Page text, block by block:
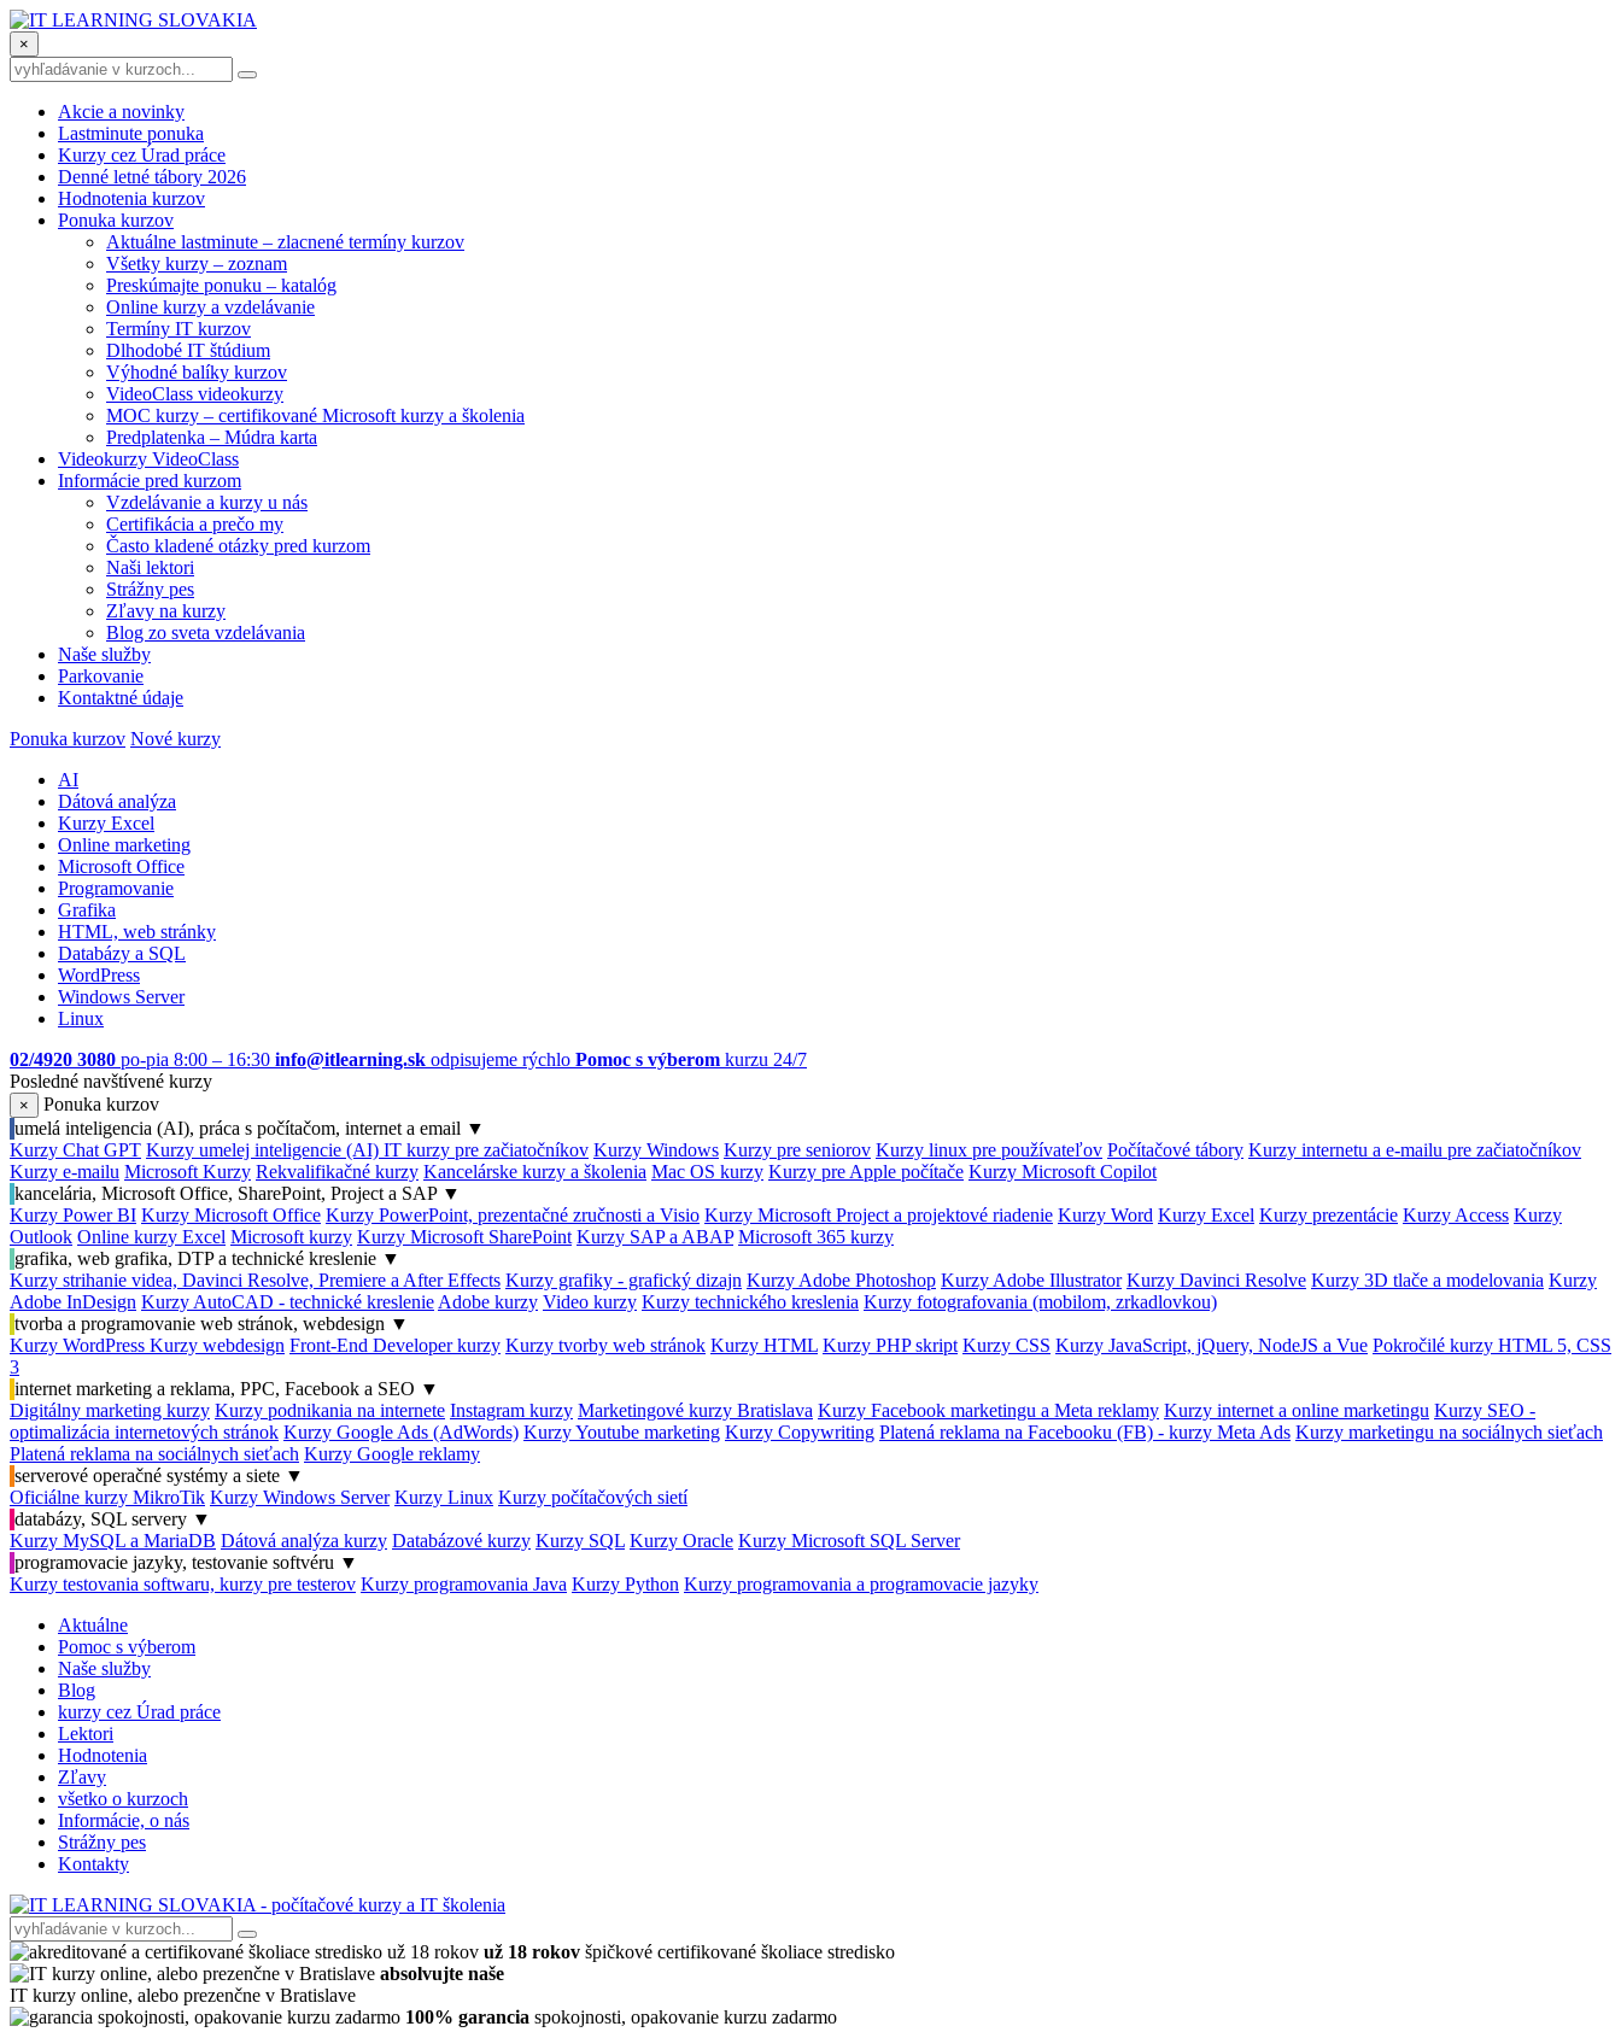
×
Akcie a novinky
Lastminute ponuka
Kurzy cez Úrad práce
Denné letné tábory 2026
Hodnotenia kurzov
Ponuka kurzov
Aktuálne lastminute – zlacnené termíny kurzov
Všetky kurzy – zoznam
Preskúmajte ponuku – katalóg
Online kurzy a vzdelávanie
Termíny IT kurzov
Dlhodobé IT štúdium
Výhodné balíky kurzov
VideoClass videokurzy
MOC kurzy – certifikované Microsoft kurzy a školenia
Predplatenka – Múdra karta
Videokurzy VideoClass
Informácie pred kurzom
Vzdelávanie a kurzy u nás
Certifikácia a prečo my
Často kladené otázky pred kurzom
Naši lektori
Strážny pes
Zľavy na kurzy
Blog zo sveta vzdelávania
Naše služby
Parkovanie
Kontaktné údaje
Ponuka kurzov Nové kurzy
AI
Dátová analýza
Kurzy Excel
Online marketing
Microsoft Office
Programovanie
Grafika
HTML, web stránky
Databázy a SQL
WordPress
Windows Server
Linux
02/4920 3080 po-pia 8:00 – 16:30 info@itlearning.sk odpisujeme rýchlo Pomoc s výberom kurzu 24/7
Posledné navštívené kurzy
×
Ponuka kurzov
umelá inteligencia (AI), práca s počítačom, internet a email ▼
Kurzy Chat GPT Kurzy umelej inteligencie (AI) IT kurzy pre začiatočníkov Kurzy Windows Kurzy pre seniorov Kurzy linux pre používateľov Počítačové tábory Kurzy internetu a e-mailu pre začiatočníkov
Kurzy e-mailu Microsoft Kurzy Rekvalifikačné kurzy Kancelárske kurzy a školenia Mac OS kurzy Kurzy pre Apple počítače Kurzy Microsoft Copilot
kancelária, Microsoft Office, SharePoint, Project a SAP ▼
Kurzy Power BI Kurzy Microsoft Office Kurzy PowerPoint, prezentačné zručnosti a Visio Kurzy Microsoft Project a projektové riadenie Kurzy Word Kurzy Excel Kurzy prezentácie Kurzy Access Kurzy
Outlook Online kurzy Excel Microsoft kurzy Kurzy Microsoft SharePoint Kurzy SAP a ABAP Microsoft 365 kurzy
grafika, web grafika, DTP a technické kreslenie ▼
Kurzy strihanie videa, Davinci Resolve, Premiere a After Effects Kurzy grafiky - grafický dizajn Kurzy Adobe Photoshop Kurzy Adobe Illustrator Kurzy Davinci Resolve Kurzy 3D tlače a modelovania Kurzy
Adobe InDesign Kurzy AutoCAD - technické kreslenie Adobe kurzy Video kurzy Kurzy technického kreslenia Kurzy fotografovania (mobilom, zrkadlovkou)
tvorba a programovanie web stránok, webdesign ▼
Kurzy WordPress Kurzy webdesign Front-End Developer kurzy Kurzy tvorby web stránok Kurzy HTML Kurzy PHP skript Kurzy CSS Kurzy JavaScript, jQuery, NodeJS a Vue Pokročilé kurzy HTML 5, CSS
3
internet marketing a reklama, PPC, Facebook a SEO ▼
Digitálny marketing kurzy Kurzy podnikania na internete Instagram kurzy Marketingové kurzy Bratislava Kurzy Facebook marketingu a Meta reklamy Kurzy internet a online marketingu Kurzy SEO -
optimalizácia internetových stránok Kurzy Google Ads (AdWords) Kurzy Youtube marketing Kurzy Copywriting Platená reklama na Facebooku (FB) - kurzy Meta Ads Kurzy marketingu na sociálnych sieťach
Platená reklama na sociálnych sieťach Kurzy Google reklamy
serverové operačné systémy a siete ▼
Oficiálne kurzy MikroTik Kurzy Windows Server Kurzy Linux Kurzy počítačových sietí
databázy, SQL servery ▼
Kurzy MySQL a MariaDB Dátová analýza kurzy Databázové kurzy Kurzy SQL Kurzy Oracle Kurzy Microsoft SQL Server
programovacie jazyky, testovanie softvéru ▼
Kurzy testovania softwaru, kurzy pre testerov Kurzy programovania Java Kurzy Python Kurzy programovania a programovacie jazyky
Aktuálne
Pomoc s výberom
Naše služby
Blog
kurzy cez Úrad práce
Lektori
Hodnotenia
Zľavy
všetko o kurzoch
Informácie, o nás
Strážny pes
Kontakty
už 18 rokov špičkové certifikované školiace stredisko
absolvujte naše
IT kurzy online, alebo prezenčne v Bratislave
100% garancia spokojnosti, opakovanie kurzu zadarmo